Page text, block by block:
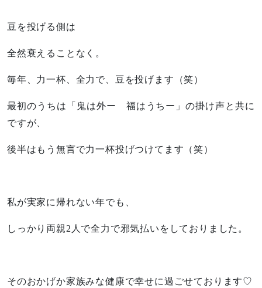
豆を投げる側は
全然衰えることなく。
毎年、力一杯、全力で、豆を投げます（笑）
最初のうちは「鬼は外ー 福はうちー」の掛け声と共に
ですが、
後半はもう無言で力一杯投げつけてます（笑）
私が実家に帰れない年でも、
しっかり両親2人で全力で邪気払いをしておりました。
そのおかげか家族みな健康で幸せに過ごせております♡